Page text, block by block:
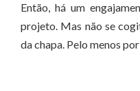
Então, há um
projeto. Mas não se
da chapa. Pelo menos